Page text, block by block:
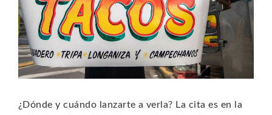
¿Dónde y cuándo lanzarte a verla? La cita es en la